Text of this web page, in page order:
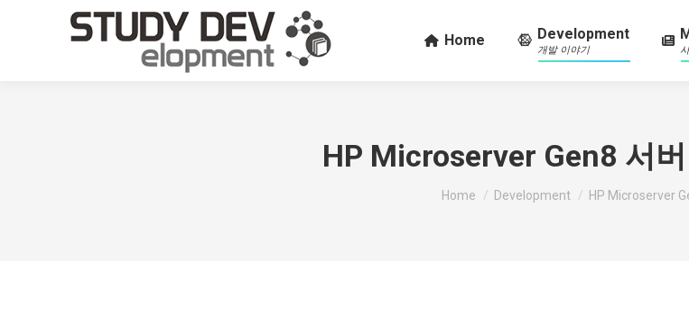
Home Development
개발 이야기
HP Microserver Gen8 서
You are here:
Home Development HP Microserver